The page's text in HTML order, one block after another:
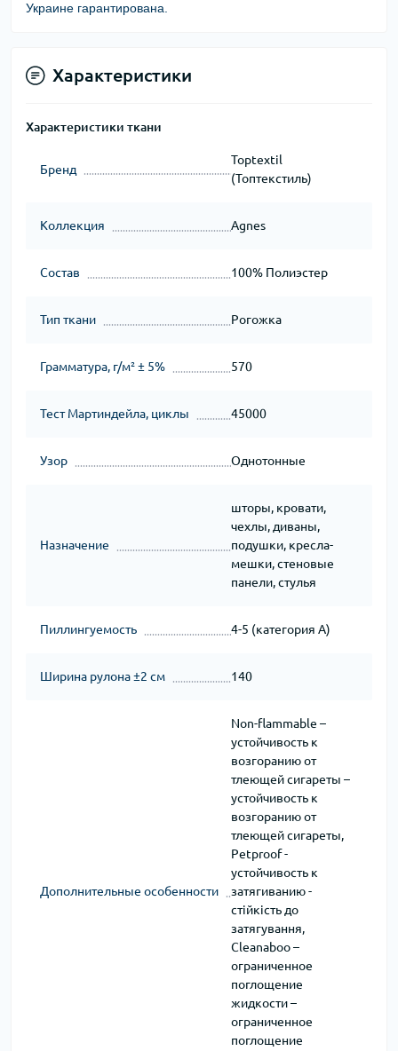
Украине гарантирована.
Характеристики
Характеристики ткани
Бренд
Toptextil
(Топтекстиль)
Коллекция Agnes
Состав 100% Полиэстер
Тип ткани Рогожка
Грамматура, г/м² ± 5% 570
Тест Мартиндейла, циклы 45000
Узор Однотонные
Назначение
шторы, кровати,
чехлы, диваны,
подушки, кресла-
мешки, стеновые
панели, стулья
Пиллингуемость 4-5 (категория A)
Ширина рулона ±2 см 140
Дополнительные особенности
Non-flammable –
устойчивость к
возгоранию от
тлеющей сигареты –
устойчивость к
возгоранию от
тлеющей сигареты,
Petproof -
устойчивость к
затягиванию -
стійкість до
затягування,
Cleanaboo –
ограниченное
поглощение
жидкости –
ограниченное
поглощение